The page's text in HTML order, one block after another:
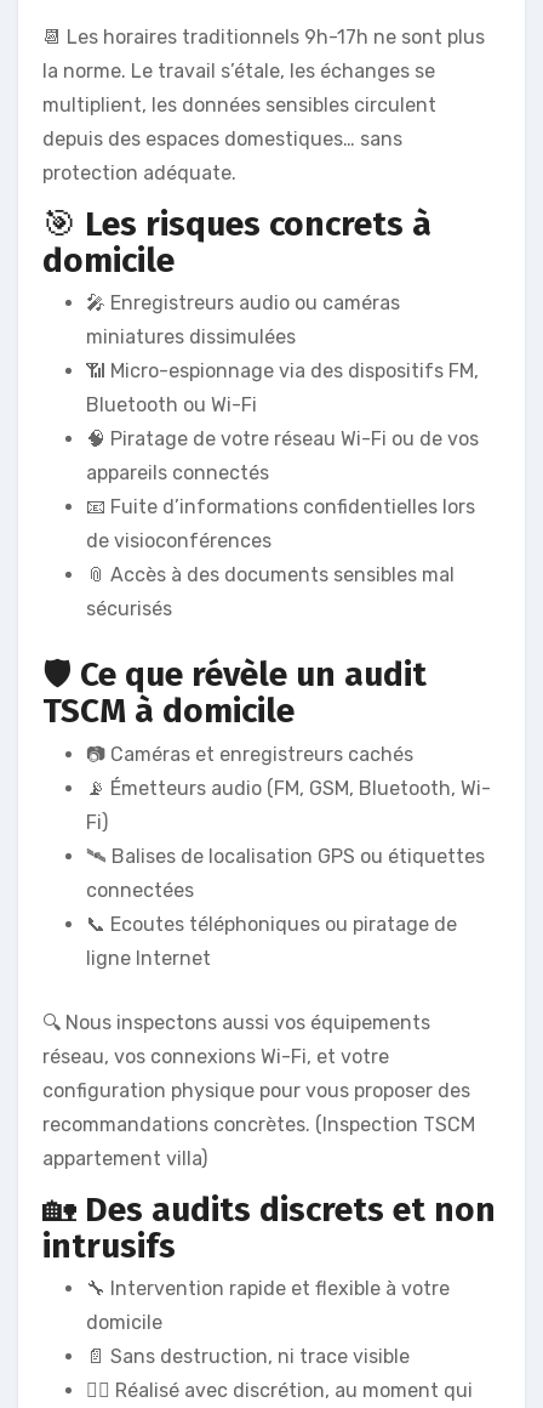
📆 Les horaires traditionnels 9h-17h ne sont plus
la norme. Le travail s’étale, les échanges se
multiplient, les données sensibles circulent
depuis des espaces domestiques… sans
protection adéquate.
🎯 Les risques concrets à
domicile
🎤 Enregistreurs audio ou caméras
miniatures dissimulées
📶 Micro-espionnage via des dispositifs FM,
Bluetooth ou Wi-Fi
🧠 Piratage de votre réseau Wi-Fi ou de vos
appareils connectés
📧 Fuite d’informations confidentielles lors
de visioconférences
📎 Accès à des documents sensibles mal
sécurisés
🛡️ Ce que révèle un audit
TSCM à domicile
📷 Caméras et enregistreurs cachés
📡 Émetteurs audio (FM, GSM, Bluetooth, Wi-
Fi)
🛰️ Balises de localisation GPS ou étiquettes
connectées
📞 Ecoutes téléphoniques ou piratage de
ligne Internet
🔍 Nous inspectons aussi vos équipements
réseau, vos connexions Wi-Fi, et votre
configuration physique pour vous proposer des
recommandations concrètes. (Inspection TSCM
appartement villa)
🏡 Des audits discrets et non
intrusifs
🔧 Intervention rapide et flexible à votre
domicile
📄 Sans destruction, ni trace visible
🙋‍♂️ Réalisé avec discrétion, au moment qui